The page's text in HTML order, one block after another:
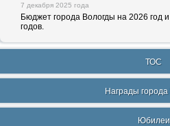
7 декабря 2025 года
Бюджет города Вологды на 2026 год
годов.
ТОС
Награды
Юбилеи